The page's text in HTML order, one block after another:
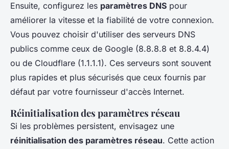
Ensuite, configurez les paramètres DNS pour
améliorer la vitesse et la fiabilité de votre connexion.
Vous pouvez choisir d'utiliser des serveurs DNS
publics comme ceux de Google (8.8.8.8 et 8.8.4.4)
ou de Cloudflare (1.1.1.1). Ces serveurs sont souvent
plus rapides et plus sécurisés que ceux fournis par
défaut par votre fournisseur d'accès Internet.
Réinitialisation des paramètres réseau
Si les problèmes persistent, envisagez une
réinitialisation des paramètres réseau. Cette action